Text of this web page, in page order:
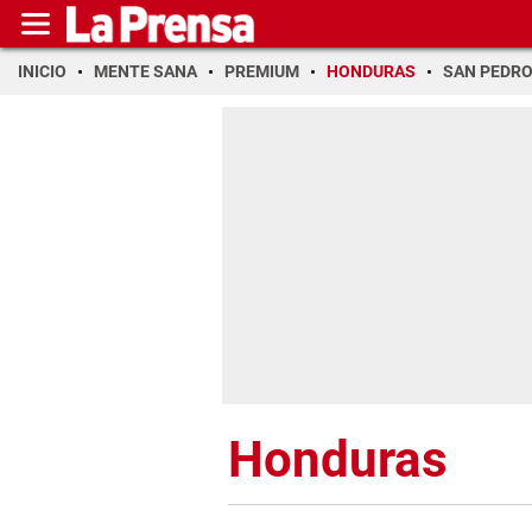
INICIO MENTE SANA PREMIUM HONDURAS SAN PEDRO
Honduras